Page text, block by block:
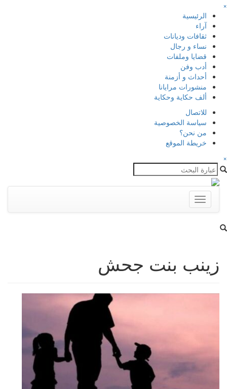
×
الرئيسية
آراء
ثقافات وديانات
نساء و رجال
قضايا وملفات
أدب وفن
أحداث و أزمنة
منشورات مرايانا
ألف حكاية وحكاية
للاتصال
سياسة الخصوصية
من نحن؟
خريطة الموقع
×
Toggle
navigation
زينب بنت جحش